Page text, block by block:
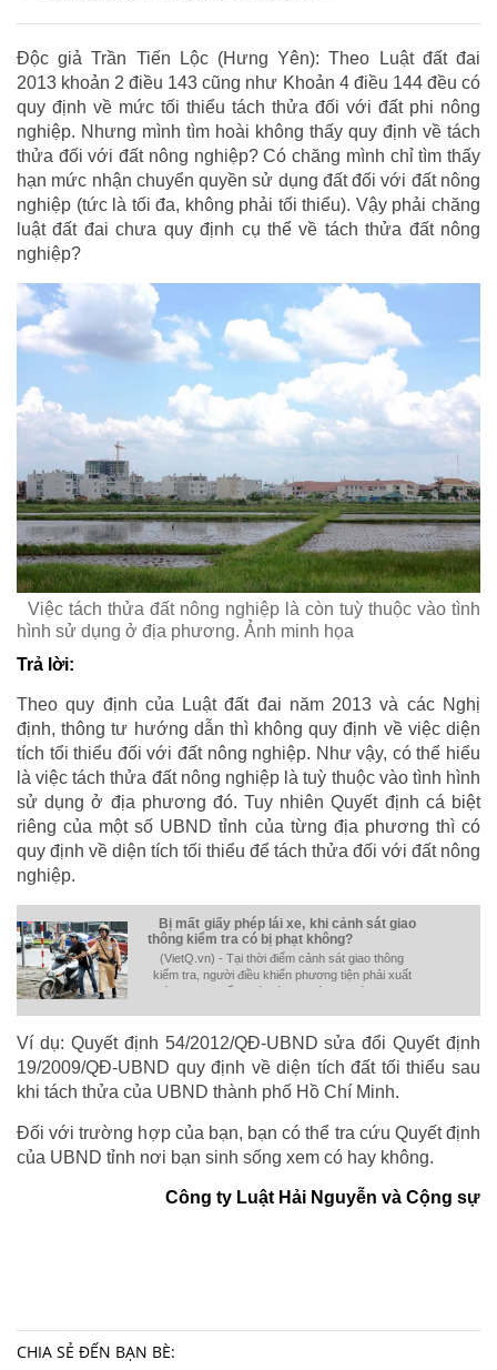
Độc giả Trần Tiến Lộc (Hưng Yên): Theo Luật đất đai
2013 khoản 2 điều 143 cũng như Khoản 4 điều 144 đều có
quy định về mức tối thiểu tách thửa đối với đất phi nông
nghiệp. Nhưng mình tìm hoài không thấy quy định về tách
thửa đối với đất nông nghiệp? Có chăng mình chỉ tìm thấy
hạn mức nhận chuyển quyền sử dụng đất đối với đất nông
nghiệp (tức là tối đa, không phải tối thiểu). Vậy phải chăng
luật đất đai chưa quy định cụ thể về tách thửa đất nông
nghiệp?
Việc tách thửa đất nông nghiệp là còn tuỳ thuộc vào tình
hình sử dụng ở địa phương. Ảnh minh họa
Trả lời:
Theo quy định của Luật đất đai năm 2013 và các Nghị
định, thông tư hướng dẫn thì không quy định về việc diện
tích tổi thiểu đối với đất nông nghiệp. Như vậy, có thể hiểu
là việc tách thửa đất nông nghiệp là tuỳ thuộc vào tình hình
sử dụng ở địa phương đó. Tuy nhiên Quyết định cá biệt
riêng của một số UBND tỉnh của từng địa phương thì có
quy định về diện tích tối thiểu để tách thửa đối với đất nông
nghiệp.
Bị mất giấy phép lái xe, khi cảnh sát giao
thông kiểm tra có bị phạt không?
(VietQ.vn) - Tại thời điểm cảnh sát giao thông
kiểm tra, người điều khiển phương tiện phải xuất
trình được giấy phép lái xe phù hợp với loại xe
Ví dụ: Quyết định 54/2012/QĐ-UBND sửa đổi Quyết định
19/2009/QĐ-UBND quy định về diện tích đất tối thiểu sau
khi tách thửa của UBND thành phố Hồ Chí Minh.
Đối với trường hợp của bạn, bạn có thể tra cứu Quyết định
của UBND tỉnh nơi bạn sinh sống xem có hay không.
Công ty Luật Hải Nguyễn và Cộng sự
CHIA SẺ ĐẾN BẠN BÈ: